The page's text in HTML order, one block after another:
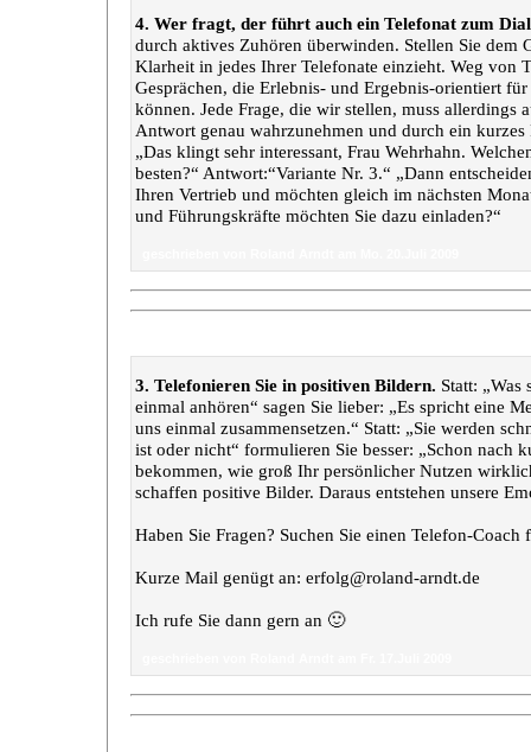
4. Wer fragt, der führt auch ein Telefonat zum
durch aktives Zuhören überwinden. Stellen Sie dem
Klarheit in jedes Ihrer Telefonate einzieht. Weg von
Gesprächen, die Erlebnis- und Ergebnis-orientiert
können. Jede Frage, die wir stellen, muss allerdings
Antwort genau wahrzunehmen und durch ein kurzes
„Das klingt sehr interessant, Frau Wehrhahn.
besten?“ Antwort:“Variante Nr. 3.“ „Dann
Ihren Vertrieb und möchten gleich im nächsten
und Führungskräfte möchten Sie dazu einladen?“
3. Telefonieren Sie in positiven Bildern. Statt: „Was
einmal anhören“ sagen Sie lieber: „Es spricht eine
uns einmal zusammensetzen.“ Statt: „Sie werden
ist oder nicht“ formulieren Sie besser: „Schon nach
bekommen, wie groß Ihr persönlicher Nutzen
schaffen positive Bilder. Daraus entstehen unsere
Haben Sie Fragen? Suchen Sie einen Telefon-Coach
Kurze Mail genügt an: erfolg@roland-arndt.de
Ich rufe Sie dann gern an 🙂